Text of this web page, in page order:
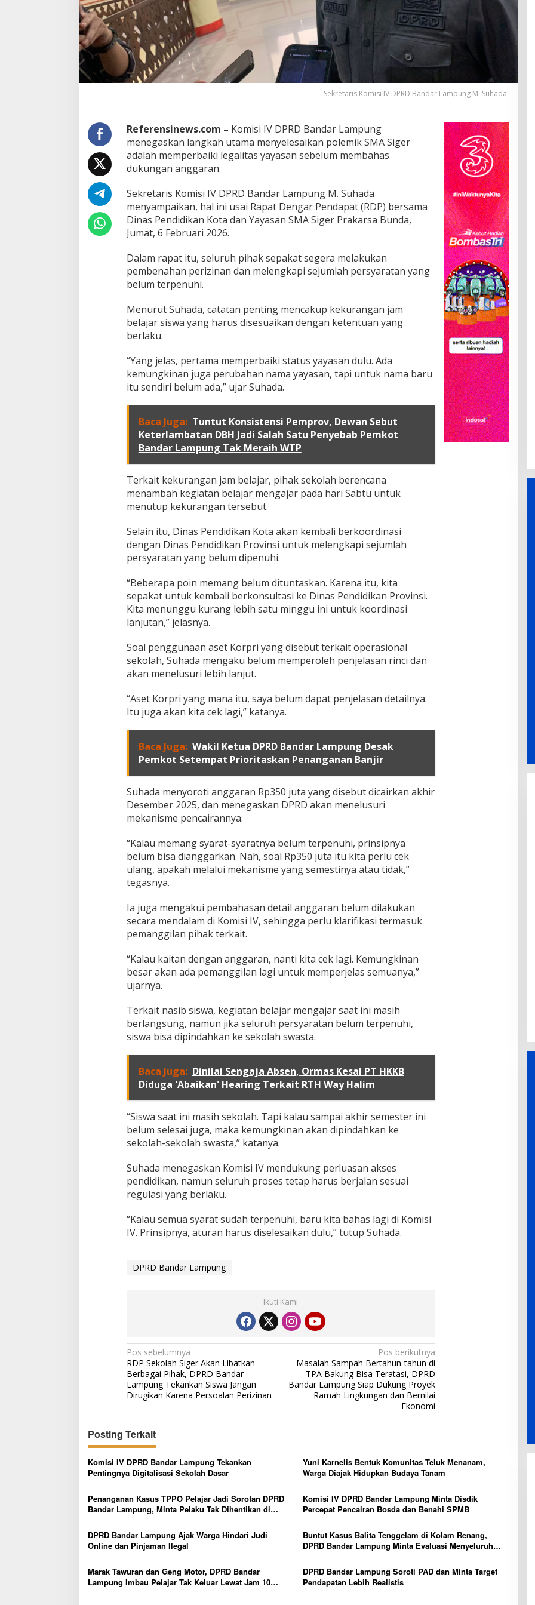
P
e
r
b
a
i
k
a
a
l
t
a
Y
a
y
a
n
J
a
i
P
i
r
t
a
e
b
e
l
u
m
B
a
h
s
A
g
a
r
a
R
3
5
0
t
a
t
u
k
S
M
A
S
i
e
r
Sekretaris Komisi IV DPRD Bandar Lampung M. Suhada.
Referensinews.com – Komisi IV DPRD Bandar Lampung
menegaskan langkah utama menyelesaikan polemik SMA Siger
adalah memperbaiki legalitas yayasan sebelum membahas
dukungan anggaran.
Sekretaris Komisi IV DPRD Bandar Lampung M. Suhada
menyampaikan, hal ini usai Rapat Dengar Pendapat (RDP) bersama
Dinas Pendidikan Kota dan Yayasan SMA Siger Prakarsa Bunda,
Jumat, 6 Februari 2026.
Dalam rapat itu, seluruh pihak sepakat segera melakukan
pembenahan perizinan dan melengkapi sejumlah persyaratan yang
belum terpenuhi.
Menurut Suhada, catatan penting mencakup kekurangan jam
belajar siswa yang harus disesuaikan dengan ketentuan yang
berlaku.
“Yang jelas, pertama memperbaiki status yayasan dulu. Ada
kemungkinan juga perubahan nama yayasan, tapi untuk nama baru
itu sendiri belum ada,” ujar Suhada.
Baca Juga: Tuntut Konsistensi Pemprov, Dewan Sebut
Keterlambatan DBH Jadi Salah Satu Penyebab Pemkot
Bandar Lampung Tak Meraih WTP
Terkait kekurangan jam belajar, pihak sekolah berencana
menambah kegiatan belajar mengajar pada hari Sabtu untuk
menutup kekurangan tersebut.
Selain itu, Dinas Pendidikan Kota akan kembali berkoordinasi
dengan Dinas Pendidikan Provinsi untuk melengkapi sejumlah
persyaratan yang belum dipenuhi.
“Beberapa poin memang belum dituntaskan. Karena itu, kita
sepakat untuk kembali berkonsultasi ke Dinas Pendidikan Provinsi.
Kita menunggu kurang lebih satu minggu ini untuk koordinasi
lanjutan,” jelasnya.
Soal penggunaan aset Korpri yang disebut terkait operasional
sekolah, Suhada mengaku belum memperoleh penjelasan rinci dan
akan menelusuri lebih lanjut.
“Aset Korpri yang mana itu, saya belum dapat penjelasan detailnya.
Itu juga akan kita cek lagi,” katanya.
Baca Juga: Wakil Ketua DPRD Bandar Lampung Desak
Pemkot Setempat Prioritaskan Penanganan Banjir
Suhada menyoroti anggaran Rp350 juta yang disebut dicairkan akhir
Desember 2025, dan menegaskan DPRD akan menelusuri
mekanisme pencairannya.
“Kalau memang syarat-syaratnya belum terpenuhi, prinsipnya
belum bisa dianggarkan. Nah, soal Rp350 juta itu kita perlu cek
ulang, apakah melalui mekanisme yang semestinya atau tidak,”
tegasnya.
Ia juga mengakui pembahasan detail anggaran belum dilakukan
secara mendalam di Komisi IV, sehingga perlu klarifikasi termasuk
pemanggilan pihak terkait.
“Kalau kaitan dengan anggaran, nanti kita cek lagi. Kemungkinan
besar akan ada pemanggilan lagi untuk memperjelas semuanya,”
ujarnya.
Terkait nasib siswa, kegiatan belajar mengajar saat ini masih
berlangsung, namun jika seluruh persyaratan belum terpenuhi,
siswa bisa dipindahkan ke sekolah swasta.
Baca Juga: Dinilai Sengaja Absen, Ormas Kesal PT HKKB
Diduga 'Abaikan' Hearing Terkait RTH Way Halim
“Siswa saat ini masih sekolah. Tapi kalau sampai akhir semester ini
belum selesai juga, maka kemungkinan akan dipindahkan ke
sekolah-sekolah swasta,” katanya.
Suhada menegaskan Komisi IV mendukung perluasan akses
pendidikan, namun seluruh proses tetap harus berjalan sesuai
regulasi yang berlaku.
“Kalau semua syarat sudah terpenuhi, baru kita bahas lagi di Komisi
IV. Prinsipnya, aturan harus diselesaikan dulu,” tutup Suhada.
DPRD Bandar Lampung
Ikuti Kami
N
a
v
i
a
s
i
o
Pos sebelumnya
RDP Sekolah Siger Akan Libatkan
Berbagai Pihak, DPRD Bandar
Lampung Tekankan Siswa Jangan
Dirugikan Karena Persoalan Perizinan
Pos berikutnya
Masalah Sampah Bertahun-tahun di
TPA Bakung Bisa Teratasi, DPRD
Bandar Lampung Siap Dukung Proyek
Ramah Lingkungan dan Bernilai
Ekonomi
Posting Terkait
Komisi IV DPRD Bandar Lampung Tekankan
Pentingnya Digitalisasi Sekolah Dasar
Yuni Karnelis Bentuk Komunitas Teluk Menanam,
Warga Diajak Hidupkan Budaya Tanam
Penanganan Kasus TPPO Pelajar Jadi Sorotan DPRD
Bandar Lampung, Minta Pelaku Tak Dihentikan di
Komisi IV DPRD Bandar Lampung Minta Disdik
Percepat Pencairan Bosda dan Benahi SPMB
DPRD Bandar Lampung Ajak Warga Hindari Judi
Online dan Pinjaman Ilegal
Buntut Kasus Balita Tenggelam di Kolam Renang,
DPRD Bandar Lampung Minta Evaluasi Menyeluruh
Marak Tawuran dan Geng Motor, DPRD Bandar
Lampung Imbau Pelajar Tak Keluar Lewat Jam 10
DPRD Bandar Lampung Soroti PAD dan Minta Target
Pendapatan Lebih Realistis